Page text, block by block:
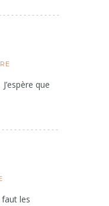
J’espère que
les